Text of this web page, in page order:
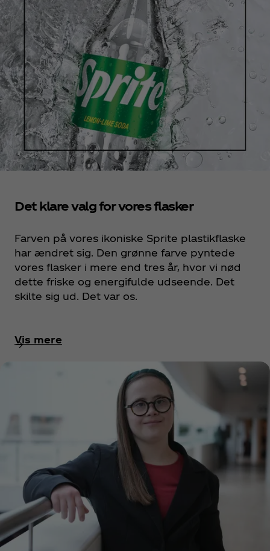
Det klare valg for vores flasker
Farven på vores ikoniske Sprite plastikflaske
har ændret sig. Den grønne farve pyntede
vores flasker i mere end tres år, hvor vi nød
dette friske og energifulde udseende. Det
skilte sig ud. Det var os.
Vis mere